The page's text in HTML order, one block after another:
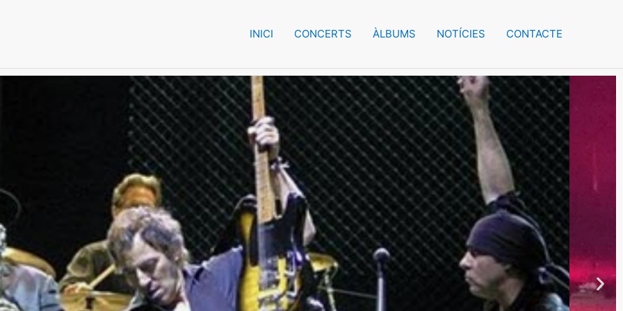
INICI CONCERTS ÀLBUMS NOTÍCIES CONTACTE